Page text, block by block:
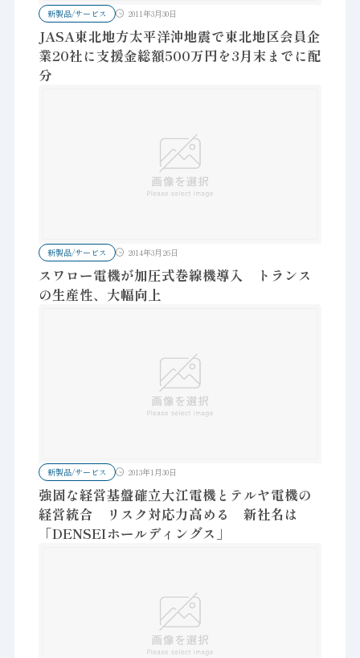
新製品/サービス 2011年3月30日
JASA東北地方太平洋沖地震で東北地区会員企
業20社に支援金総額500万円を3月末までに配
分
新製品/サービス 2014年3月26日
スワロー電機が加圧式巻線機導入 トランス
の生産性、大幅向上
新製品/サービス 2013年1月30日
強固な経営基盤確立大江電機とテルヤ電機の
経営統合 リスク対応力高める 新社名は
「DENSEIホールディングス」